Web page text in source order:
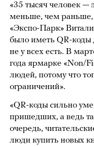
«35 тысяч человек —
меньше, чем
«Экспо-Парк»
было иметь QR-коды
не у всех есть. В
года ярмарке «Non/
людей, потому что
ограничений».
«QR-коды сильно
пришедших, а ведь
очередь,
люди купить новых